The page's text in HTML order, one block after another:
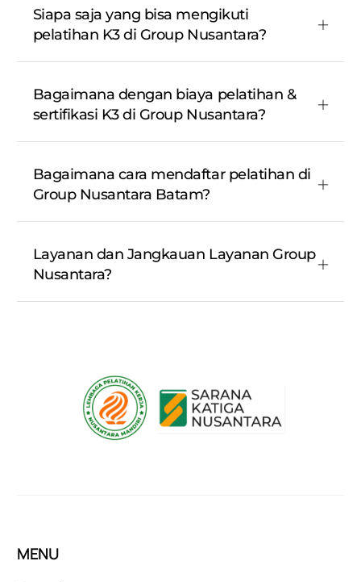
Siapa saja yang bisa mengikuti
pelatihan K3 di Group Nusantara?
Bagaimana dengan biaya pelatihan &
sertifikasi K3 di Group Nusantara?
Bagaimana cara mendaftar pelatihan di
Group Nusantara Batam?
Layanan dan Jangkauan Layanan Group
Nusantara?
MENU